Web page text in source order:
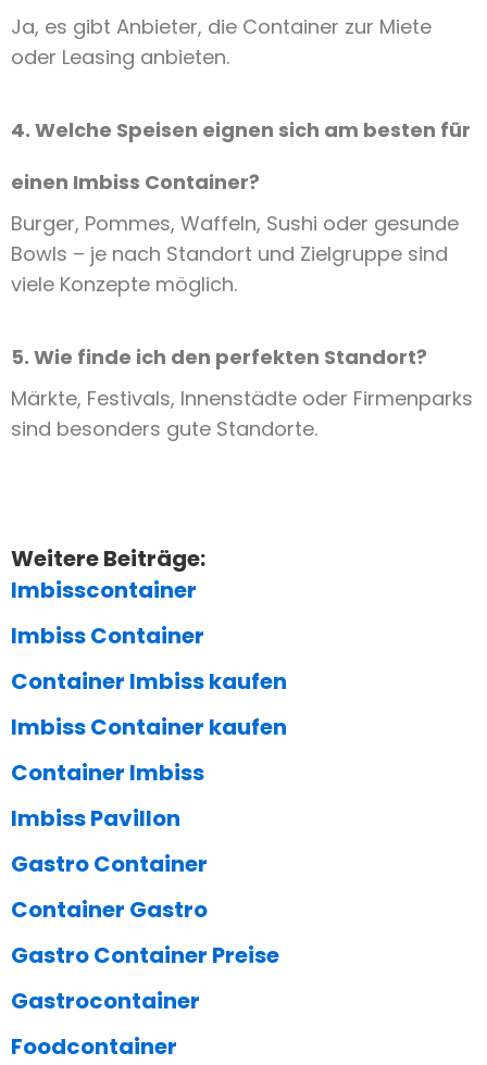
Ja, es gibt Anbieter, die Container zur Miete
oder Leasing anbieten.
4. Welche Speisen eignen sich am besten für
einen Imbiss Container?
Burger, Pommes, Waffeln, Sushi oder gesunde
Bowls – je nach Standort und Zielgruppe sind
viele Konzepte möglich.
5. Wie finde ich den perfekten Standort?
Märkte, Festivals, Innenstädte oder Firmenparks
sind besonders gute Standorte.
Weitere Beiträge:
Imbisscontainer
Imbiss Container
Container Imbiss kaufen
Imbiss Container kaufen
Container Imbiss
Imbiss Pavillon
Gastro Container
Container Gastro
Gastro Container Preise
Gastrocontainer
Foodcontainer